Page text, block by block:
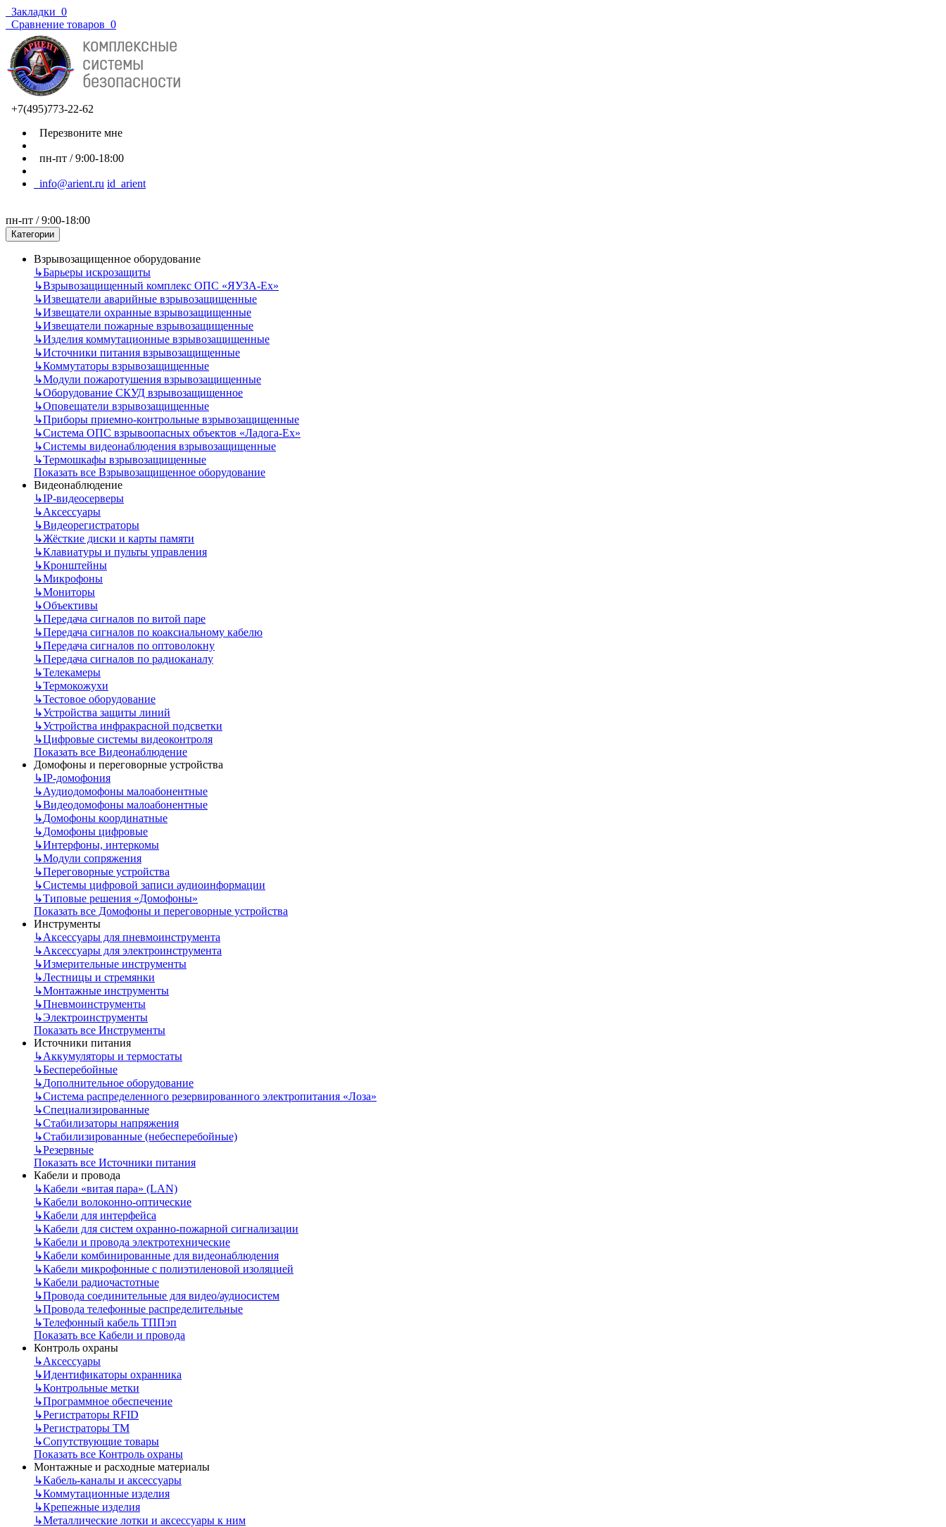
Закладки 0
Сравнение товаров 0
+7(495)773-22-62
Перезвоните мне
пн-пт / 9:00-18:00
info@arient.ru id_arient
пн-пт / 9:00-18:00
Категории
Взрывозащищенное оборудование
↳Барьеры искрозащиты
↳Взрывозащищенный комплекс ОПС «ЯУЗА-Ех»
↳Извещатели аварийные взрывозащищенные
↳Извещатели охранные взрывозащищенные
↳Извещатели пожарные взрывозащищенные
↳Изделия коммутационные взрывозащищенные
↳Источники питания взрывозащищенные
↳Коммутаторы взрывозащищенные
↳Модули пожаротушения взрывозащищенные
↳Оборудование СКУД взрывозащищенное
↳Оповещатели взрывозащищенные
↳Приборы приемно-контрольные взрывозащищенные
↳Система ОПС взрывоопасных объектов «Ладога-Ex»
↳Системы видеонаблюдения взрывозащищенные
↳Термошкафы взрывозащищенные
Показать все Взрывозащищенное оборудование
Видеонаблюдение
↳IP-видеосерверы
↳Аксессуары
↳Видеорегистраторы
↳Жёсткие диски и карты памяти
↳Клавиатуры и пульты управления
↳Кронштейны
↳Микрофоны
↳Мониторы
↳Объективы
↳Передача сигналов по витой паре
↳Передача сигналов по коаксиальному кабелю
↳Передача сигналов по оптоволокну
↳Передача сигналов по радиоканалу
↳Телекамеры
↳Термокожухи
↳Тестовое оборудование
↳Устройства защиты линий
↳Устройства инфракрасной подсветки
↳Цифровые системы видеоконтроля
Показать все Видеонаблюдение
Домофоны и переговорные устройства
↳IP-домофония
↳Аудиодомофоны малоабонентные
↳Видеодомофоны малоабонентные
↳Домофоны координатные
↳Домофоны цифровые
↳Интерфоны, интеркомы
↳Модули сопряжения
↳Переговорные устройства
↳Системы цифровой записи аудиоинформации
↳Типовые решения «Домофоны»
Показать все Домофоны и переговорные устройства
Инструменты
↳Аксессуары для пневмоинструмента
↳Аксессуары для электроинструмента
↳Измерительные инструменты
↳Лестницы и стремянки
↳Монтажные инструменты
↳Пневмоинструменты
↳Электроинструменты
Показать все Инструменты
Источники питания
↳Аккумуляторы и термостаты
↳Бесперебойные
↳Дополнительное оборудование
↳Система распределенного резервированного электропитания «Лоза»
↳Специализированные
↳Стабилизаторы напряжения
↳Стабилизированные (небесперебойные)
↳Резервные
Показать все Источники питания
Кабели и провода
↳Кабели «витая пара» (LAN)
↳Кабели волоконно-оптические
↳Кабели для интерфейса
↳Кабели для систем охранно-пожарной сигнализации
↳Кабели и провода электротехнические
↳Кабели комбинированные для видеонаблюдения
↳Кабели микрофонные с полиэтиленовой изоляцией
↳Кабели радиочастотные
↳Провода соединительные для видео/аудиосистем
↳Провода телефонные распределительные
↳Телефонный кабель ТППэп
Показать все Кабели и провода
Контроль охраны
↳Аксессуары
↳Идентификаторы охранника
↳Контрольные метки
↳Программное обеспечение
↳Регистраторы RFID
↳Регистраторы ТМ
↳Сопутствующие товары
Показать все Контроль охраны
Монтажные и расходные материалы
↳Кабель-каналы и аксессуары
↳Коммутационные изделия
↳Крепежные изделия
↳Металлические лотки и аксессуары к ним